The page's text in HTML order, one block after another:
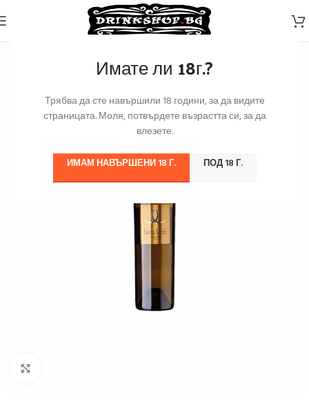
Имате ли 18г.?
Трябва да сте навършили 18 години, за да видите
страницата. Моля, потвърдете възрастта си, за да
влезете.
ИМАМ НАВЪРШЕНИ 18 Г. ПОД 18 Г.